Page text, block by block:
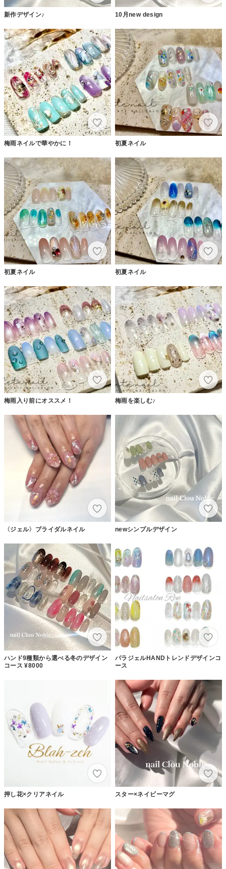
新作デザイン♪ 10月new design
梅雨ネイルで華やかに！ 初夏ネイル
初夏ネイル 初夏ネイル
梅雨入り前にオススメ！ 梅雨を楽しむ♪
〈ジェル〉ブライダルネイル newシンプルデザイン
ハンド9種類から選べる冬のデザイン
コース ¥8000
パラジェルHANDトレンドデザインコ
ース
押し花×クリアネイル スター×ネイビーマグ